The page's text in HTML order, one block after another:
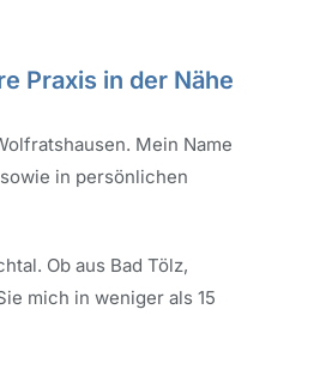
Praxis in der Nähe
Mein Name
in persönlichen
Ob aus Bad Tölz,
mich in weniger als 15